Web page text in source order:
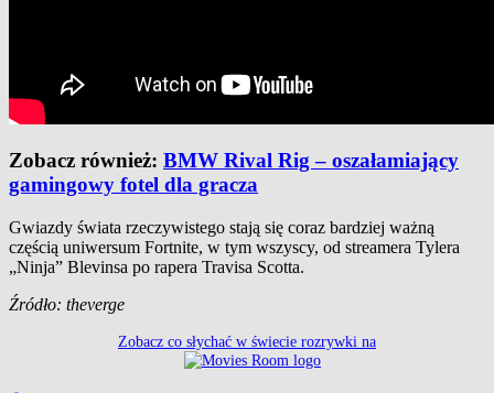
Zobacz również: BMW Rival Rig – oszałamiający
gamingowy fotel dla gracza
Gwiazdy świata rzeczywistego stają się coraz bardziej ważną
częścią uniwersum Fortnite, w tym wszyscy, od streamera Tylera
„Ninja” Blevinsa po rapera Travisa Scotta.
Źródło: theverge
Zobacz co słychać w świecie rozrywki na